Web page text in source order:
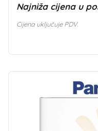
Najniža cijena u
Cijena uključuje PDV.